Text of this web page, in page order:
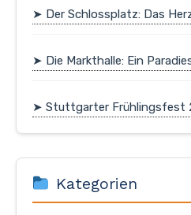
➤ Der Schlossplatz: Das
➤ Die Markthalle: Ein
➤ Stuttgarter Frühlingsfest
Kategorien